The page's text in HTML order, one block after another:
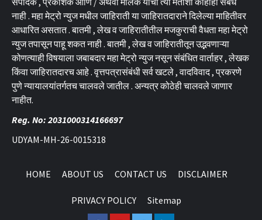
नाही . महा मेट्रो न्युज मधील जाहिराती या जाहिरातदाराने दिलेल्या माहितीवर
आधारित असतात . बातमी , लेख व जाहिरातीतील मजकुराची वैधता महा मेट्रो
न्युज तपासून पाहू शकत नाही . बातमी , लेख व जाहिरातीतून उद्भवणाऱ्या
कोणत्याही विषयाला जबाबदार महा मेट्रो न्युज नसून संबंधित वार्ताहर , लेखक
किंवा जाहिरातदारच आहे . वृत्तपत्रासंबंधी सर्व खटले , वादविवाद , प्रकरणे
पुणे न्यायालयांतर्गतच चालवले जातील . अन्यत्र कोठेही चालवले जाणार
नाहीत.
Reg. No: 2031000314166697
UDYAM-MH-26-0015318
HOME ABOUT US CONTACT US DISCLAIMER
PRIVACY POLICY Sitemap